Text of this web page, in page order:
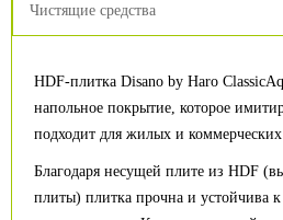
Чистящие средства
HDF-плитка Disano by Haro
напольное покрытие, которое
подходит для жилых и
Благодаря несущей плите из HDF
плиты) плитка прочна и устойчива